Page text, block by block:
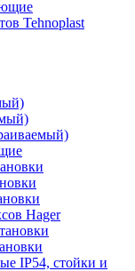
Tehnoplast
Hager
IP54, стойки и